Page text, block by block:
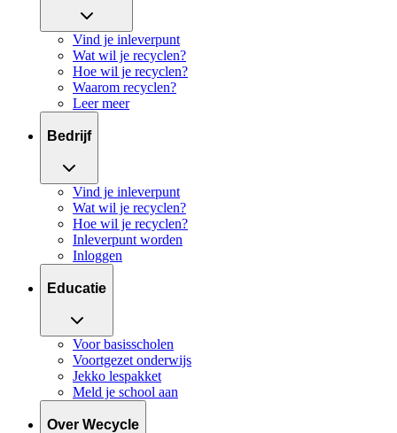
Vind je inleverpunt
Wat wil je recyclen?
Hoe wil je recyclen?
Waarom recyclen?
Leer meer
Bedrijf
Vind je inleverpunt
Wat wil je recyclen?
Hoe wil je recyclen?
Inleverpunt worden
Inloggen
Educatie
Voor basisscholen
Voortgezet onderwijs
Jekko lespakket
Meld je school aan
Over Wecycle